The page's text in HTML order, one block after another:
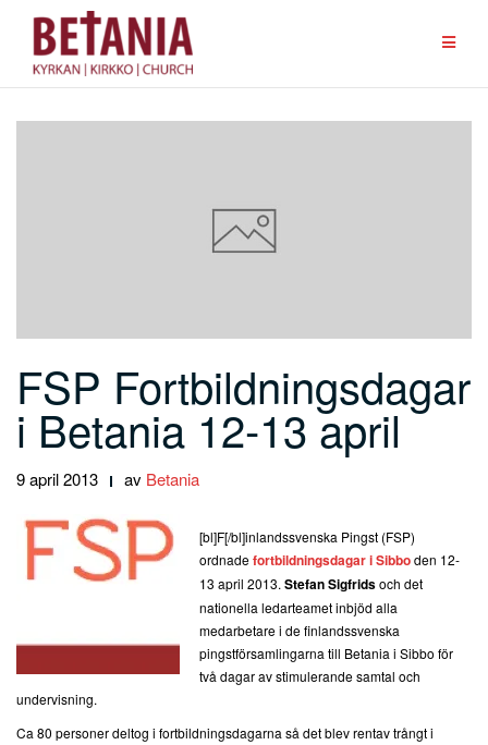
Hoppa
innehåll
FSP Fortbildningsdagar
i Betania 12-13 april
9 april 2013 av Betania
[bl]F[/bl]inlandssvenska Pingst (FSP)
ordnadefortbildningsdagar i Sibboden 12-
13 april 2013. Stefan Sigfridsoch det
nationella ledarteamet inbjöd alla
medarbetare i de finlandssvenska
pingstförsamlingarna till Betania i Sibbo för
två dagar av stimulerande samtal och
undervisning.
Ca 80 personer deltog i fortbildningsdagarna så det blev rentav trångt i